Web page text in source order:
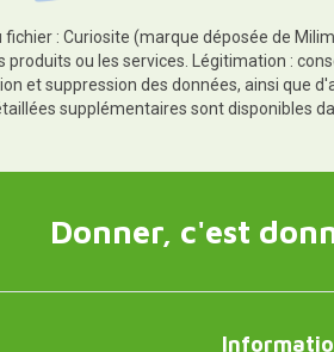
fichier : Curiosite (marque déposée de
produits ou les services. Légitimation :
et suppression des données, ainsi que
supplémentaires sont disponibles
Donner, c'est